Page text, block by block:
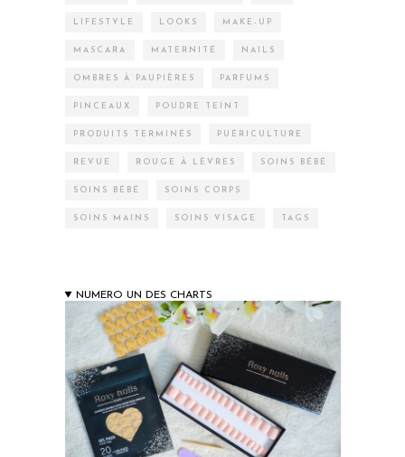
LIFESTYLE LOOKS MAKE-UP
MASCARA MATERNITÉ NAILS
OMBRES À PAUPIÈRES PARFUMS
PINCEAUX POUDRE TEINT
PRODUITS TERMINÉS PUÉRICULTURE
REVUE ROUGE À LÈVRES SOINS BÉBÉ
SOINS BÉBÉ SOINS CORPS
SOINS MAINS SOINS VISAGE TAGS
NUMERO UN DES CHARTS